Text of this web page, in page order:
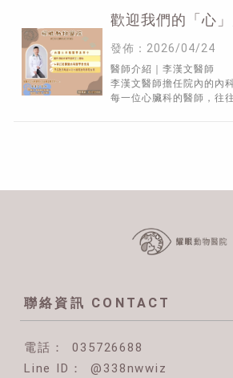
歡迎我們的「心
發佈：2026/04/24
醫師介紹｜李漢文醫師
李漢文醫師擔任院內的內
每一位心臟科的醫師，往
@338nwwiz
035726688